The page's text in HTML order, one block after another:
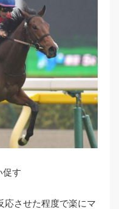
促す
応させた程度で楽にマ